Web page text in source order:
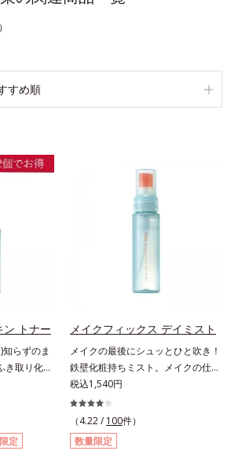
すめ順
ン トナー
らずのま
き取り化粧
っさら肌
、ポンプ
ポンプ式
っと押す
れます。
定
メイクフィックス デイミスト
メイクの最後にシュッとひと吹き！
鉄壁化粧持ちミスト。メイクの仕上
げにシュッとひと吹き。肌とメイク
の密着感をピタッと高め、メイクく
ずれを防ぎ、化粧持ちをアップさせ
るミストタイプの化粧水です。くず
れ防止成分(*1)を含む層と美容成分
税込1,540円
（4.22 / 100件）
数量限定